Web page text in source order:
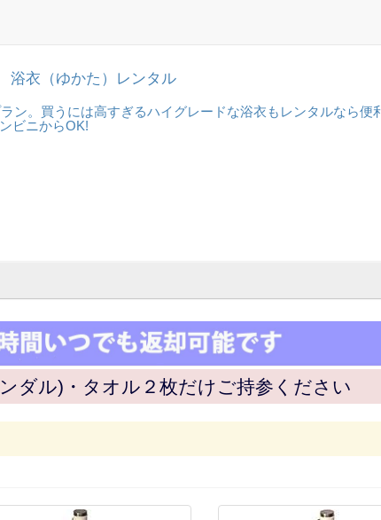
浴衣（ゆかた）レンタル
ン。買うには高すぎるハイグレードな浴衣もレンタルなら便
ビニからOK!
ダル)・タオル２枚だけご持参ください